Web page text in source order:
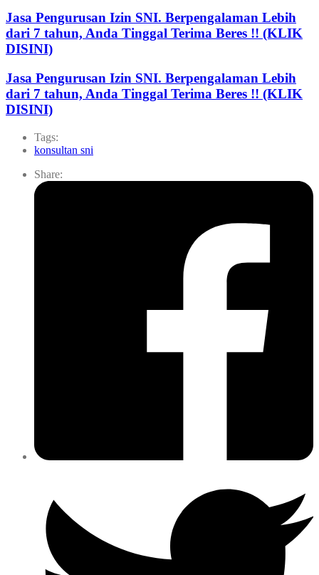
Jasa Pengurusan Izin SNI. Berpengalaman Lebih
dari 7 tahun, Anda Tinggal Terima Beres !! (KLIK
DISINI)
Jasa Pengurusan Izin SNI. Berpengalaman Lebih
dari 7 tahun, Anda Tinggal Terima Beres !! (KLIK
DISINI)
Tags:
konsultan sni
Share: